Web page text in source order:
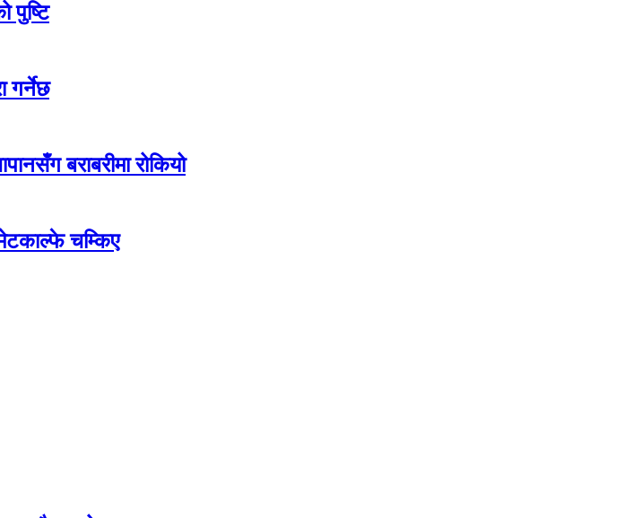
पुष्टि
गर्नेछ
बराबरीमा रोकियो
चम्किए